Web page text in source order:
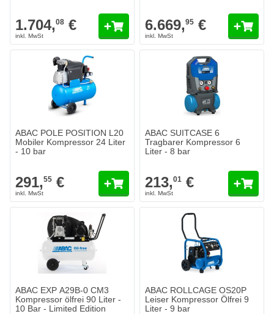
1.704,08 € 6.669,95 €
ABAC POLE POSITION L20
Mobiler Kompressor 24 Liter
- 10 bar
291,55 €
ABAC SUITCASE 6
Tragbarer Kompressor 6
Liter - 8 bar
213,01 €
ABAC EXP A29B-0 CM3
Kompressor ölfrei 90 Liter -
10 Bar - Limited Edition
ABAC ROLLCAGE OS20P
Leiser Kompressor Ölfrei 9
Liter - 9 bar